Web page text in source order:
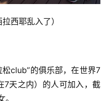
西耶乱入了）
club”的俱乐部，在世界7
7天之内）的人可加入，截